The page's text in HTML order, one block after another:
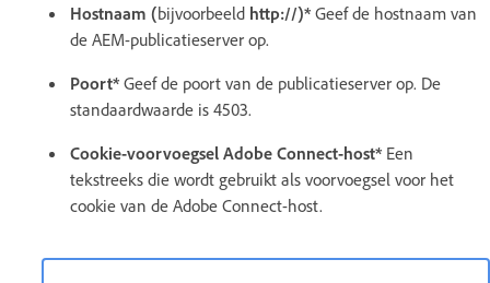
Hostnaam (bijvoorbeeld http://)* Geef de hostnaam van
de AEM-publicatieserver op.
Poort* Geef de poort van de publicatieserver op. De
standaardwaarde is 4503.
Cookie-voorvoegsel Adobe Connect-host* Een
tekstreeks die wordt gebruikt als voorvoegsel voor het
cookie van de Adobe Connect-host.